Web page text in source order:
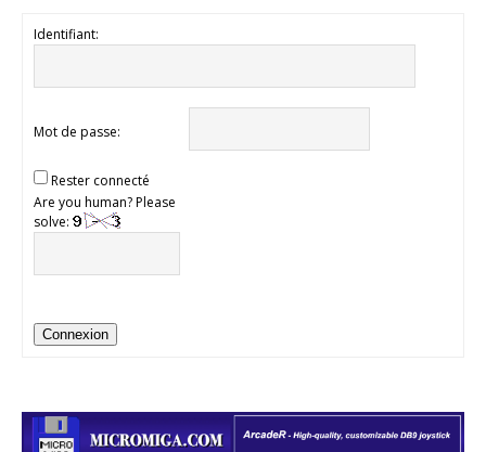
Identifiant:
Mot de passe:
Rester connecté
Are you human? Please
solve:
Connexion